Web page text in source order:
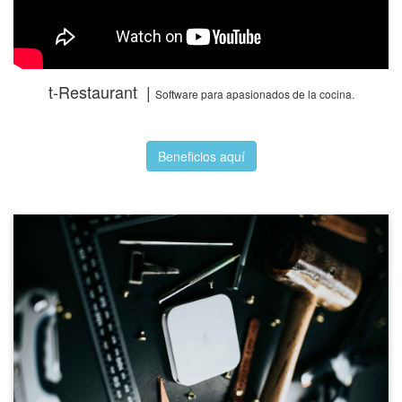
t-Restaurant | Software para apasionados de la cocina.
Beneficios aquí